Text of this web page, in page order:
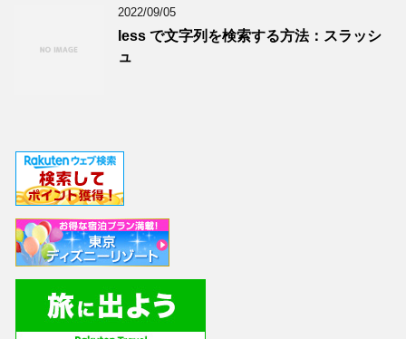
2022/09/05
less で文字列を検索する方法：スラッシ
ュ